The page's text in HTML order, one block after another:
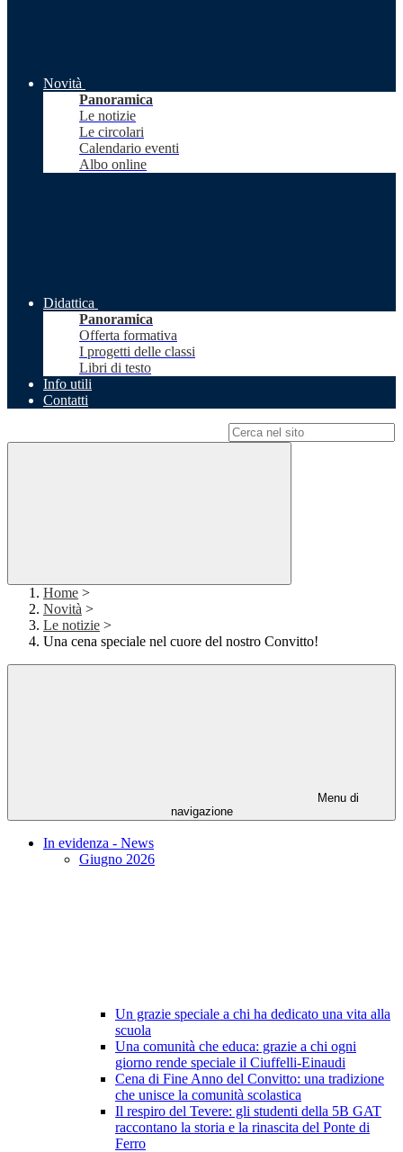
Novità
Panoramica
Le notizie
Le circolari
Calendario eventi
Albo online
Didattica
Panoramica
Offerta formativa
I progetti delle classi
Libri di testo
Info utili
Contatti
Home >
Novità >
Le notizie >
Una cena speciale nel cuore del nostro Convitto!
Menu di
navigazione
In evidenza - News
Giugno 2026
Un grazie speciale a chi ha dedicato una vita alla
scuola
Una comunità che educa: grazie a chi ogni
giorno rende speciale il Ciuffelli-Einaudi
Cena di Fine Anno del Convitto: una tradizione
che unisce la comunità scolastica
Il respiro del Tevere: gli studenti della 5B GAT
raccontano la storia e la rinascita del Ponte di
Ferro